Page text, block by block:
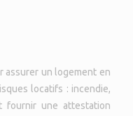
assurer un logement en
locatifs : incendie,
fournir une attestation